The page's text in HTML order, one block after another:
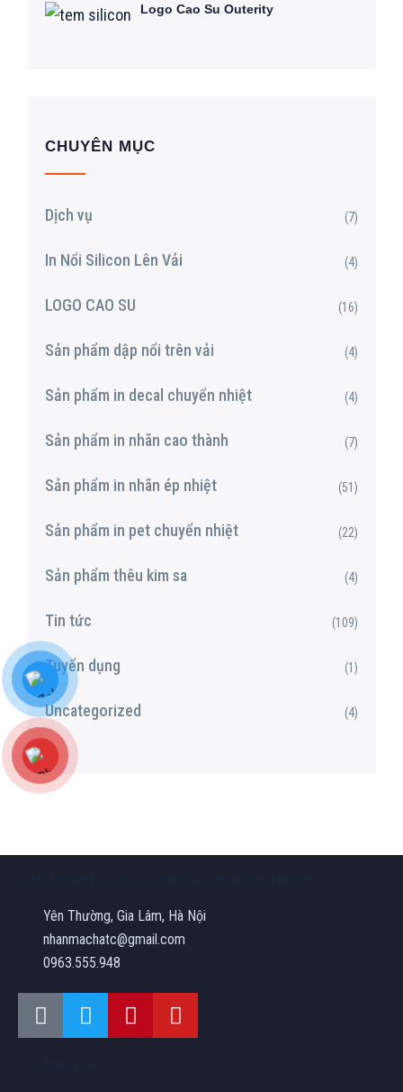
Logo Cao Su Outerity
CHUYÊN MỤC
Dịch vụ (7)
In Nổi Silicon Lên Vải (4)
LOGO CAO SU (16)
Sản phẩm dập nổi trên vải (4)
Sản phẩm in decal chuyển nhiệt (4)
Sản phẩm in nhãn cao thành (7)
Sản phẩm in nhãn ép nhiệt (51)
Sản phẩm in pet chuyển nhiệt (22)
Sản phẩm thêu kim sa (4)
Tin tức (109)
Tuyển dụng (1)
Uncategorized (4)
Yên Thường, Gia Lâm, Hà Nội
nhanmachatc@gmail.com
0963.555.948